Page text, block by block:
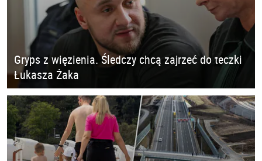
Gryps z więzienia. Śledczy chcą zajrzeć do teczki
Łukasza Żaka